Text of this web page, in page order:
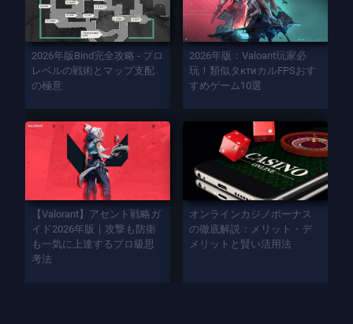
2026年版Bind完全攻略 - プロ
レベルの戦術とマップ支配
の極意
2026年版：Valoant玩家必
玩！類似タктиカルFPSおす
すめゲーム10選
【Valorant】アセント戦略ガ
イド2026年版｜攻撃も防衛
も一気に上達するプロ級思
考法
オンラインカジノボーナス
の徹底解説：メリット・デ
メリットと賢い活用法